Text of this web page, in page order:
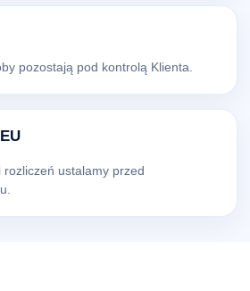
pozostają pod kontrolą Klienta.
ustalamy przed